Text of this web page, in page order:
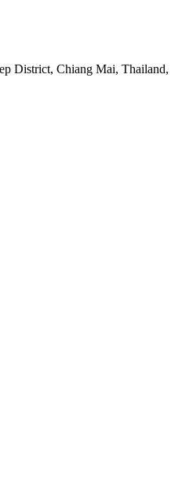
District, Chiang Mai, Thailand,